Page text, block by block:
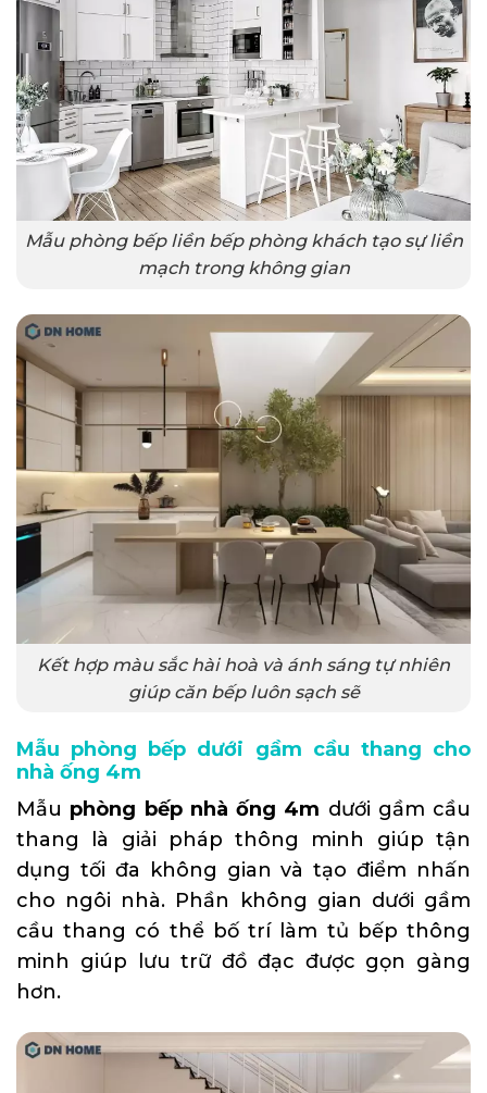
Mẫu phòng bếp liền bếp phòng khách tạo sự liền
mạch trong không gian
Kết hợp màu sắc hài hoà và ánh sáng tự nhiên
giúp căn bếp luôn sạch sẽ
Mẫu phòng bếp dưới gầm cầu thang cho
nhà ống 4m
Mẫu phòng bếp nhà ống 4m dưới gầm cầu
thang là giải pháp thông minh giúp tận
dụng tối đa không gian và tạo điểm nhấn
cho ngôi nhà. Phần không gian dưới gầm
cầu thang có thể bố trí làm tủ bếp thông
minh giúp lưu trữ đồ đạc được gọn gàng
hơn.